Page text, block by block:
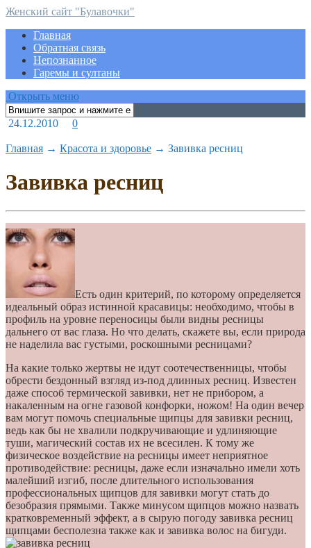
Женский сайт "Булавочки"
Главная
Обратная связь
Непознанное
Гаремы и султаны
Открыть меню
24.12.2010 0
Главная → Красота и здоровье → Завивка ресниц
Завивка ресниц
Есть один критерий, по которому определяется
идеальный образ истинной красавицы: необходимо, чтобы в
профиль на уровне переносицы были видны ресницы
дальнего от вас глаза. Но что делать, скажете вы, если природа
не наделила вас густыми, роскошными ресницами?
На какие только жертвы не идут соотечественницы, чтобы
обрести бездонный взгляд из-под длинных ресниц. Известен
даже способ термической завивки, нет не прибором, а
накаленным на огне газовой конфорки, ножом! На один вечер
вам могут помочь специальные щипцы для завивки ресниц,
ведь как бы не хвалили подкручивающие и удлиняющие
туши, магический состав их не всесилен. К тому же
физическое воздействие на ресницы имеет неприятное
противодействие: ресницы, даже если изначально имели хоть
малейший изгиб, после длительного использования
профессиональных щипцов для завивки могут стать до
безобразия прямыми. Также минусом щипцов можно назвать
кратковременный эффект, а в сырую погоду завивка ресниц
щипцами бесполезна также как и завивка волос на бигуди.